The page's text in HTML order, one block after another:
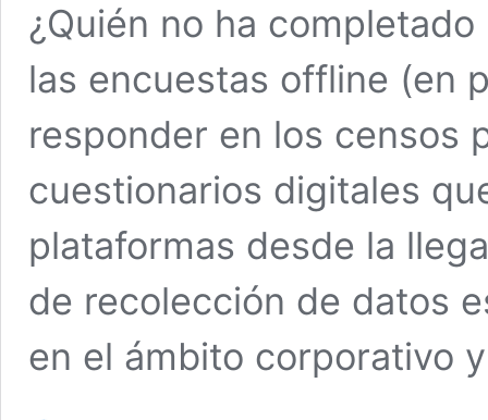
¿Quién no ha
las encuestas offline (en
responder en los censos
cuestionarios digitales
plataformas desde la
de recolección de datos
en el ámbito corporativo